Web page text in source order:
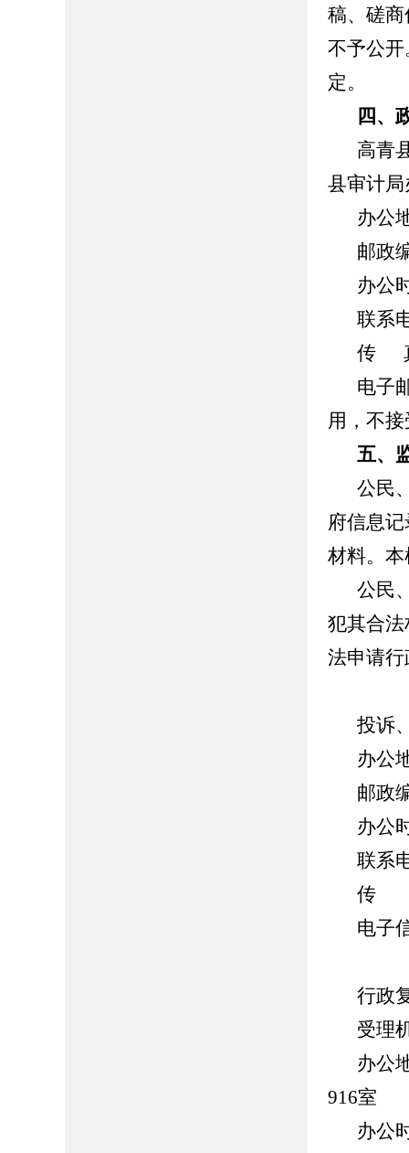
稿、磋
不予公
定。
四、
高青
县审计
办公
邮政
办公
联系
传
电子
用，不
五、
公民
府信息
材料。
公民
犯其合
法申请
投诉
办公
邮政
办公
联系
传
电子
行政
受理
办公
916室
办公